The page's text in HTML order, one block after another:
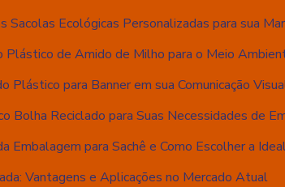
Sacolas Ecológicas Personalizadas para sua
Plástico de Amido de Milho para o Meio
Plástico para Banner em sua Comunicação
Bolha Reciclado para Suas Necessidades de
Embalagem para Sachê e Como Escolher a
Vantagens e Aplicações no Mercado Atual